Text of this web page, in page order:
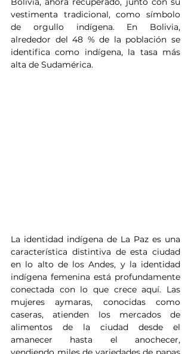
vestimenta tradicional, como símbolo
de orgullo indígena. En Bolivia,
alrededor del 48 % de la población se
identifica como indígena, la tasa más
alta de Sudamérica.
La identidad indígena de La Paz es una
característica distintiva de esta ciudad
en lo alto de los Andes, y la identidad
indígena femenina está profundamente
conectada con lo que crece aquí. Las
mujeres aymaras, conocidas como
caseras, atienden los mercados de
alimentos de la ciudad desde el
amanecer hasta el anochecer,